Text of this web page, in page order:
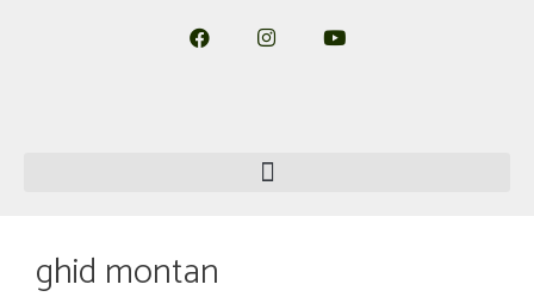
ghid montan